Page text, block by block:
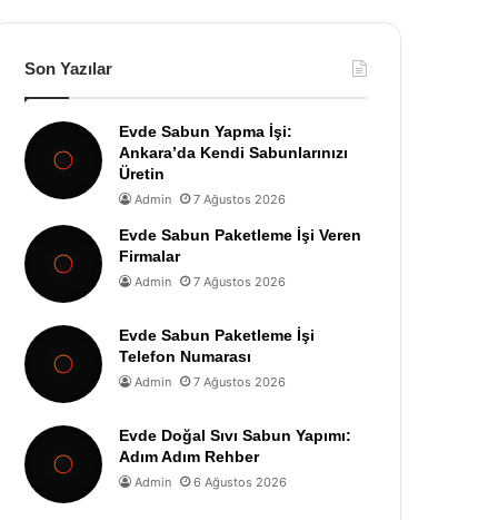
Son Yazılar
Evde Sabun Yapma İşi:
Ankara’da Kendi Sabunlarınızı
Üretin
Admin 7 Ağustos 2026
Evde Sabun Paketleme İşi Veren
Firmalar
Admin 7 Ağustos 2026
Evde Sabun Paketleme İşi
Telefon Numarası
Admin 7 Ağustos 2026
Evde Doğal Sıvı Sabun Yapımı:
Adım Adım Rehber
Admin 6 Ağustos 2026